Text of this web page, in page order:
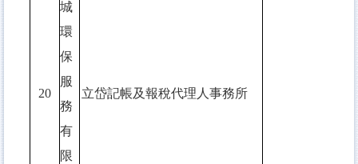
20
城
環
保
服
務
有
限
立岱記帳及報稅代理人事務所